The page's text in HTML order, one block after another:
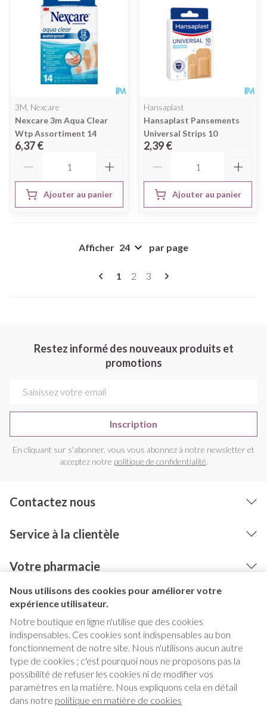
Nous utilisons des cookies pour améliorer votre
expérience utilisateur.
Notre boutique en ligne n'utilise que des cookies
indispensables. Ces cookies sont indispensables au bon
fonctionnement de notre site. Nous n'utilisons aucun autre
type de cookies ; c'est pourquoi nous ne proposons pas la
possibilité de refuser les cookies ni de modifier vos
paramètres en la matière. Nous expliquons cela en détail
dans notre politique en matière de cookies
3M, Nexcare
Nexcare 3m Aqua Clear
Wtp Assortiment 14
6,37 €
Ajouter au panier
Hansaplast
Hansaplast Pansements
Universal Strips 10
2,39 €
Ajouter au panier
Pages
Vous lisez actuellement la page
1 Page
2 Page
3
Afficher par page
Restez informé des nouveaux produits et
promotions
Inscription
En cliquant sur s'abonner, vous vous abonnez à notre newsletter et
acceptez notre politique de confidentialité.
Contactez nous
Service à la clientèle
Votre pharmacie
Liens légaux